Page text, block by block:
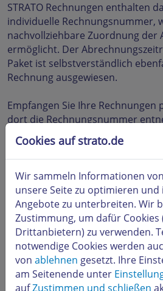
STRATO Rechnungen enthalten
individuelle Rechnungsnummer,
nachvollziehbare Zuordnung der
ermöglicht. Der
Paket ist selbstverständlich
Rechnung ausgewiesen.
Empfangen Sie Ihre Rechnungen
dort die Rechnungsnummer
Sollte es zu einer Rücklastschrift
Unter dem HauptpunktIhre
Rechnungen anzeigenstehen
zur Verfügung sowie auch die
Lastschrift anzustossen.
Cookies auf strato.de
Wir sammeln Informationen
unsere Seite zu optimieren
Angebote zu unterbreiten. Wir
Zustimmung, um dafür Cookies
Drittanbietern) zu verwenden.
notwendige Cookies werden
von ablehnen gesetzt. Ihre
am Seitenende unter
aufZustimmen und schließen